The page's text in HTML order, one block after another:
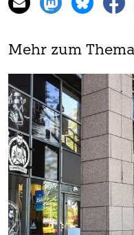
Mehr zum Thema